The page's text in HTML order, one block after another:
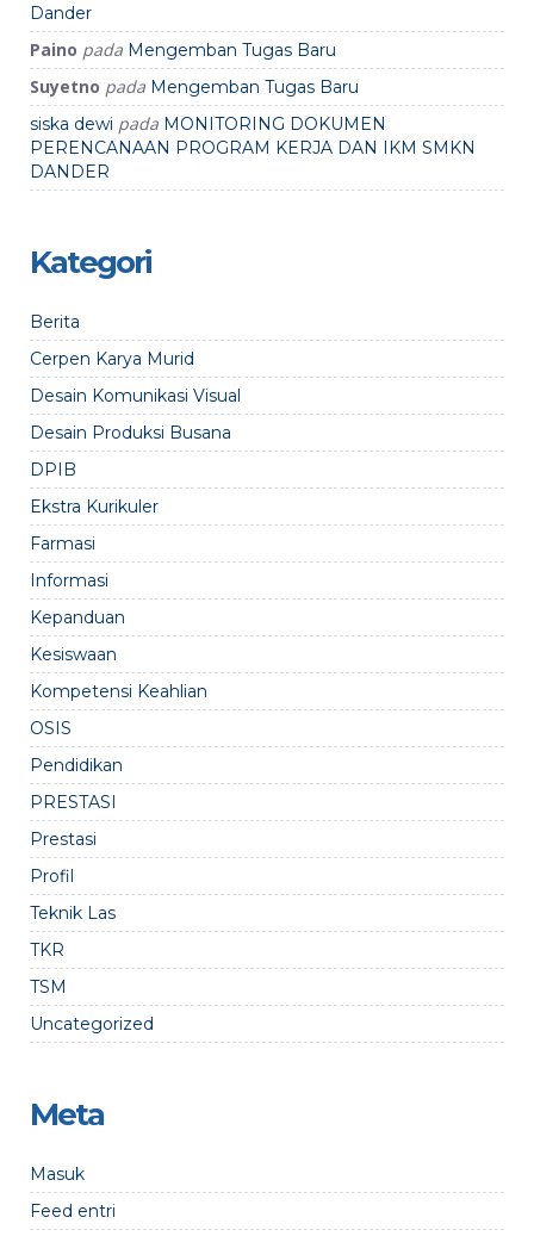
Dander
Paino pada Mengemban Tugas Baru
Suyetno pada Mengemban Tugas Baru
siska dewi pada MONITORING DOKUMEN
PERENCANAAN PROGRAM KERJA DAN IKM SMKN
DANDER
Kategori
Berita
Cerpen Karya Murid
Desain Komunikasi Visual
Desain Produksi Busana
DPIB
Ekstra Kurikuler
Farmasi
Informasi
Kepanduan
Kesiswaan
Kompetensi Keahlian
OSIS
Pendidikan
PRESTASI
Prestasi
Profil
Teknik Las
TKR
TSM
Uncategorized
Meta
Masuk
Feed entri